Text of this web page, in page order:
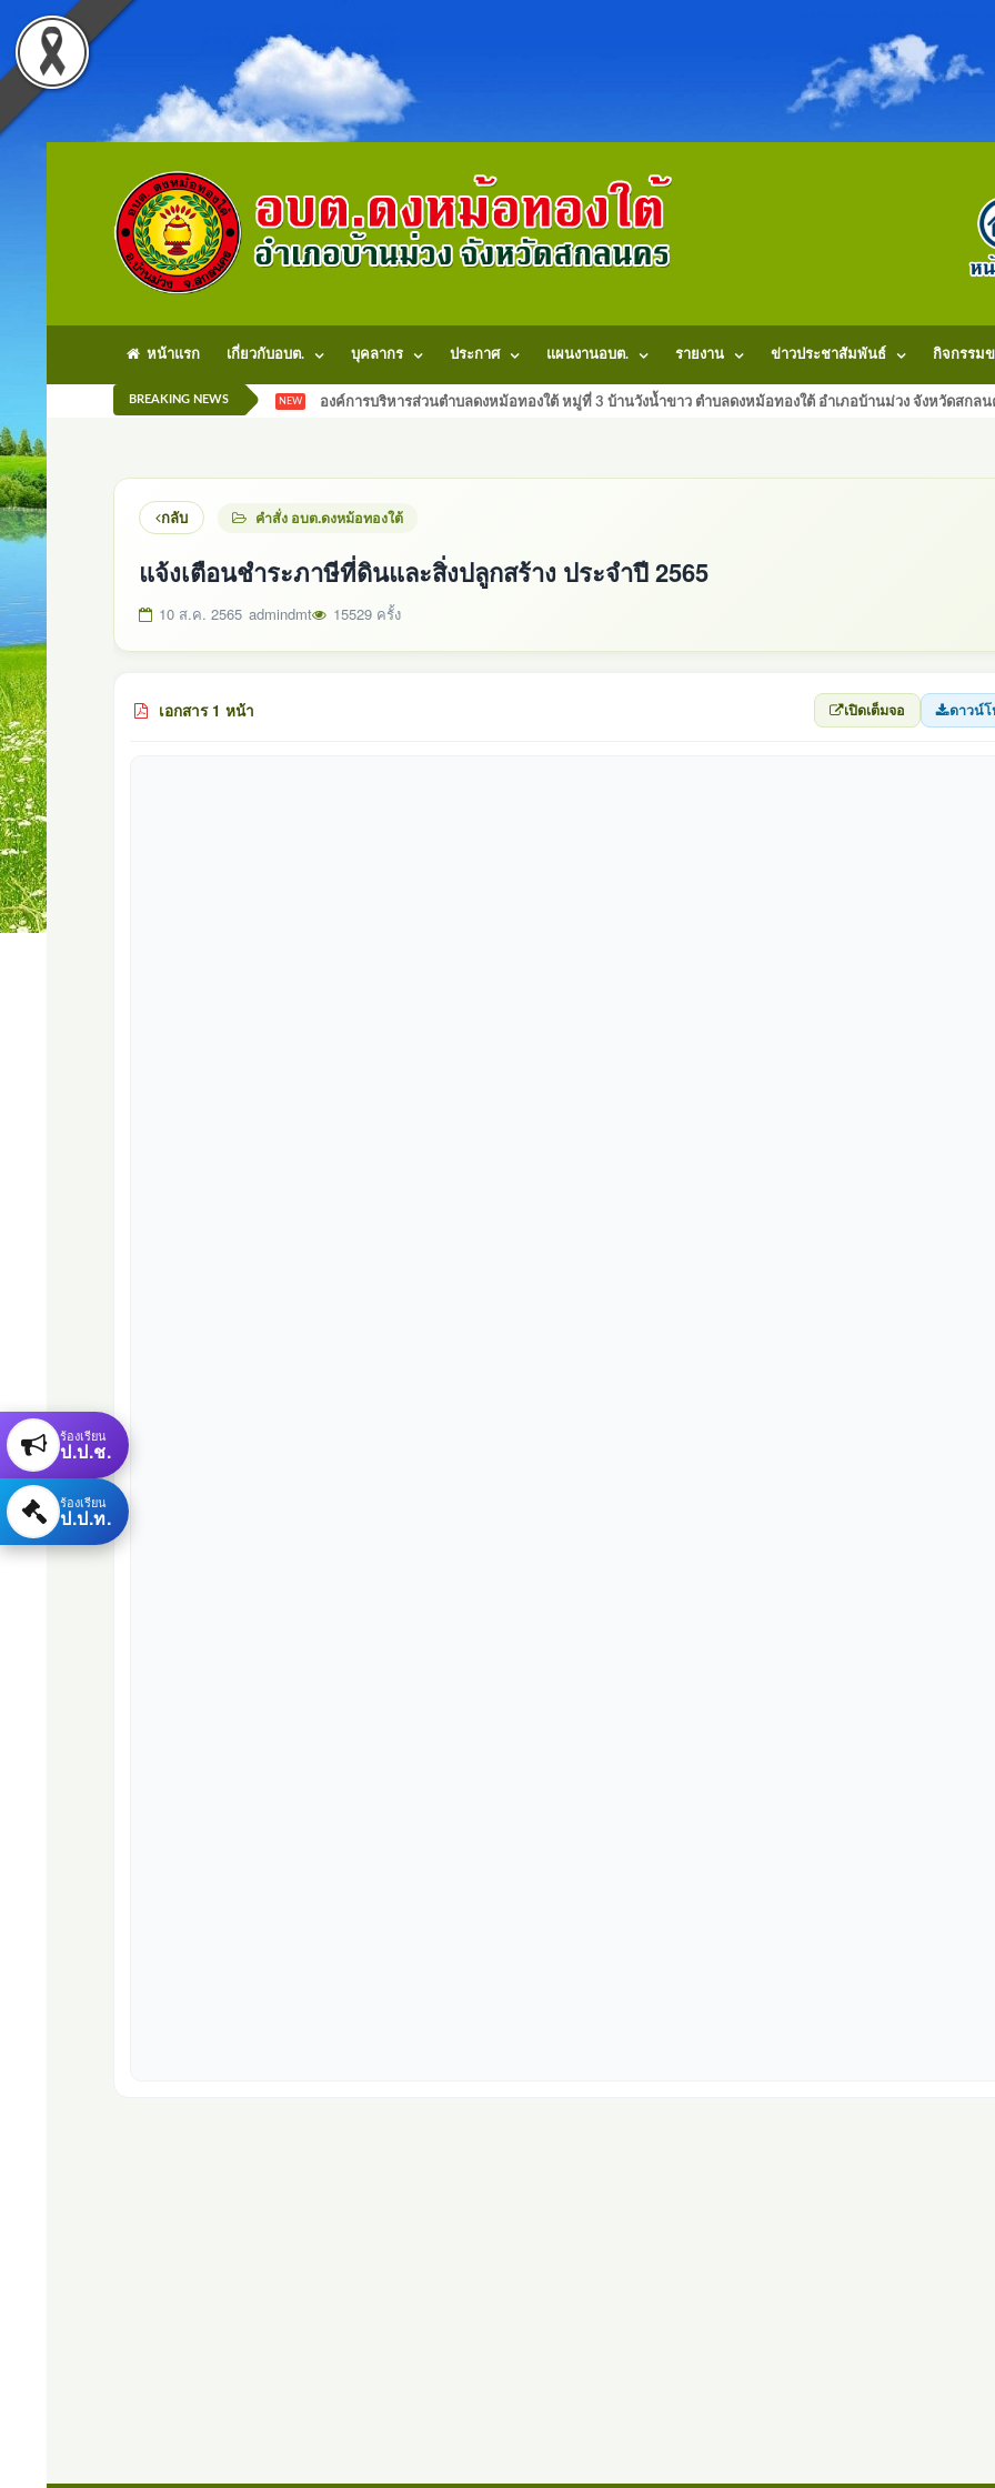
หน้าแรก เกี่ยวกับอบต. บุคลากร ประกาศ แผนงานอบต. รายงาน ข่าวประชาสัมพันธ์ กิจกรรมข
BREAKING NEWS NEW องค์การบริหารส่วนตำบลดงหม้อทองใต้ หมู่ที่ 3 บ้านวังน้ำขาว ตำบลดงหม้อทองใต้ อำเภอบ้านม่วง จังหวัดสก
กลับ คำสั่ง อบต.ดงหม้อทองใต้
แจ้งเตือนชำระภาษีที่ดินและสิ่งปลูกสร้าง ประจำปี 2565
10 ส.ค. 2565 admindmt 15529 ครั้ง
เอกสาร 1 หน้า เปิดเต็มจอ ดาวน์
ร้องเรียน
ป.ป.ช.
ร้องเรียน
ป.ป.ท.